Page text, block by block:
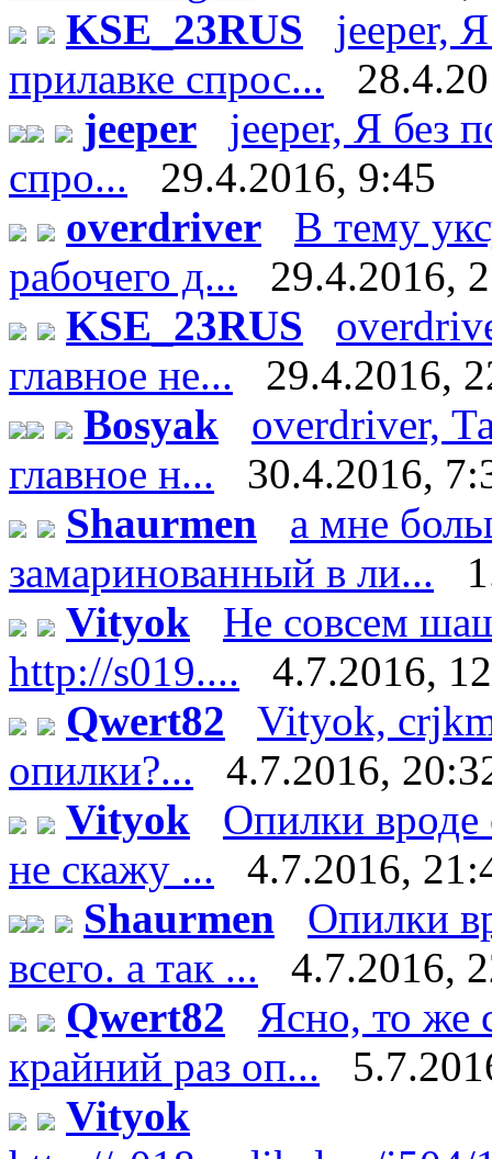
KSE_23RUS
jeeper,
прилавке спрос...
jeeper
jeeper, Я без
спро...
29.4.2016, 9:45
overdriver
В тему
рабочего д...
29.4.2016,
KSE_23RUS
главное не...
29.4.2016,
Bosyak
overdriver,
главное н...
30.4.2016,
Shaurmen
а мне
замаринованный в ли...
Vityok
Не совсем
http://s019....
4.7.2016,
Qwert82
Vityok,
опилки?...
4.7.2016,
Vityok
Опилки вроде
не скажу ...
4.7.2016,
Shaurmen
Опилки
всего. а так ...
4.7.2016,
Qwert82
Ясно, то же
крайний раз оп...
Vityok